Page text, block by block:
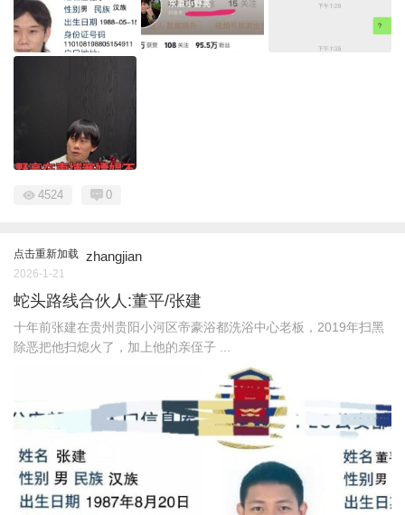
4524 0
点击重新加载 zhangjian
2026-1-21
蛇头路线合伙人:董平/张建
十年前张建在贵州贵阳小河区帝豪浴都洗浴中心老板，2019年扫黑
除恶把他扫熄火了，加上他的亲侄子 ...